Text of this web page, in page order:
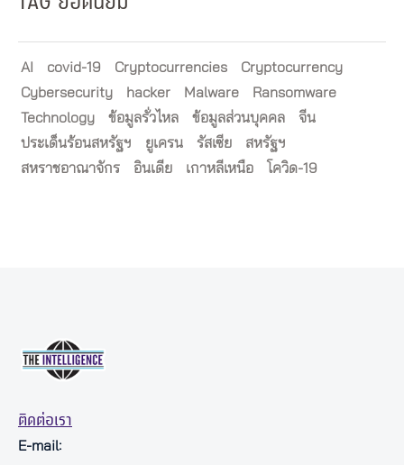
AI covid-19 Cryptocurrencies
Cryptocurrency
Cybersecurity
hacker Malware
Ransomware
Technology
ข้อมูลรั่วไหล ข้อมูลส่วนบุคคล
จีน
ประเด็นร้อนสหรัฐฯ
ยูเครน รัสเซีย
สหรัฐฯ
สหราชอาณาจักร
อินเดีย เกาหลีเหนือ โควิด-19
ติดต่อเรา
E-mail: